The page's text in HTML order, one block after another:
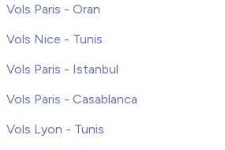
Vols Paris - Oran
Vols Nice - Tunis
Vols Paris - Istanbul
Vols Paris - Casablanca
Vols Lyon - Tunis